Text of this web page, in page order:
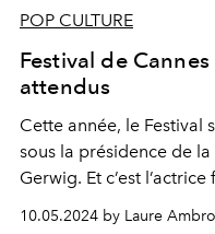
POP CULTURE
Festival de
attendus
Cette année, le Festival
sous la présidence de
Gerwig. Et c’est
officiera en tant que
10.05.2024 by Laure